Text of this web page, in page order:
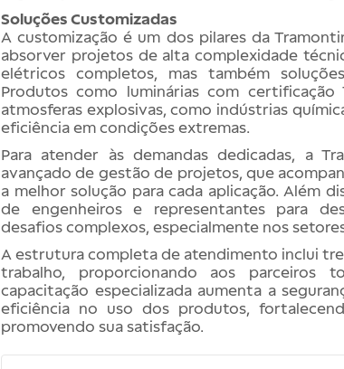
Soluções Customizadas
A customização é um dos pilares da
absorver projetos de alta complexidade
elétricos completos, mas também
Produtos como luminárias com
atmosferas explosivas, como indústrias
eficiência em condições extremas.
Para atender às demandas dedicadas, a
avançado de gestão de projetos, que
a melhor solução para cada aplicação. Além
de engenheiros e representantes para
desafios complexos, especialmente nos
A estrutura completa de atendimento inclui
trabalho, proporcionando aos parceiros
capacitação especializada aumenta a
eficiência no uso dos produtos,
promovendo sua satisfação.